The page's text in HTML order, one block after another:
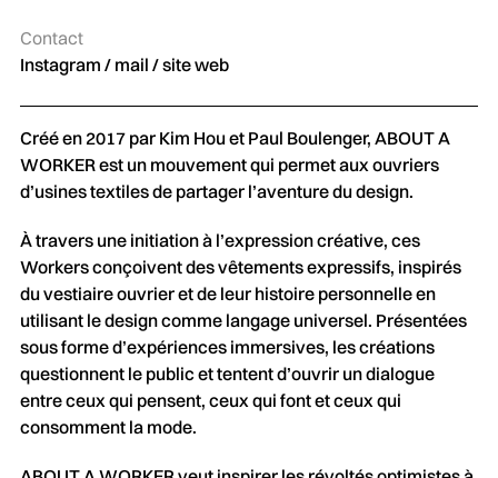
Contact
Instagram / mail /site web
Créé en 2017 par Kim Hou et Paul Boulenger, ABOUT A
WORKER est un mouvement qui permet aux ouvriers
d’usines textiles de partager l’aventure du design.
À travers une initiation à l’expression créative, ces
Workers conçoivent des vêtements expressifs, inspirés
du vestiaire ouvrier et de leur histoire personnelle en
utilisant le design comme langage universel. Présentées
sous forme d’expériences immersives, les créations
questionnent le public et tentent d’ouvrir un dialogue
entre ceux qui pensent, ceux qui font et ceux qui
consomment la mode.